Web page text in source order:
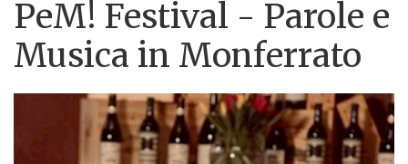
PeM! Festival - Parole e
Musica in Monferrato